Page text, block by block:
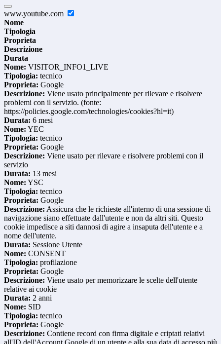
www.youtube.com
Nome
Tipologia
Proprieta
Descrizione
Durata
Nome: VISITOR_INFO1_LIVE
Tipologia: tecnico
Proprieta: Google
Descrizione: Viene usato principalmente per rilevare e risolvere
problemi con il servizio. (fonte:
https://policies.google.com/technologies/cookies?hl=it)
Durata: 6 mesi
Nome: YEC
Tipologia: tecnico
Proprieta: Google
Descrizione: Viene usato per rilevare e risolvere problemi con il
servizio
Durata: 13 mesi
Nome: YSC
Tipologia: tecnico
Proprieta: Google
Descrizione: Assicura che le richieste all'interno di una sessione di
navigazione siano effettuate dall'utente e non da altri siti. Questo
cookie impedisce a siti dannosi di agire a insaputa dell'utente e a
nome dell'utente.
Durata: Sessione Utente
Nome: CONSENT
Tipologia: profilazione
Proprieta: Google
Descrizione: Viene usato per memorizzare le scelte dell'utente
relative ai cookie
Durata: 2 anni
Nome: SID
Tipologia: tecnico
Proprieta: Google
Descrizione: Contiene record con firma digitale e criptati relativi